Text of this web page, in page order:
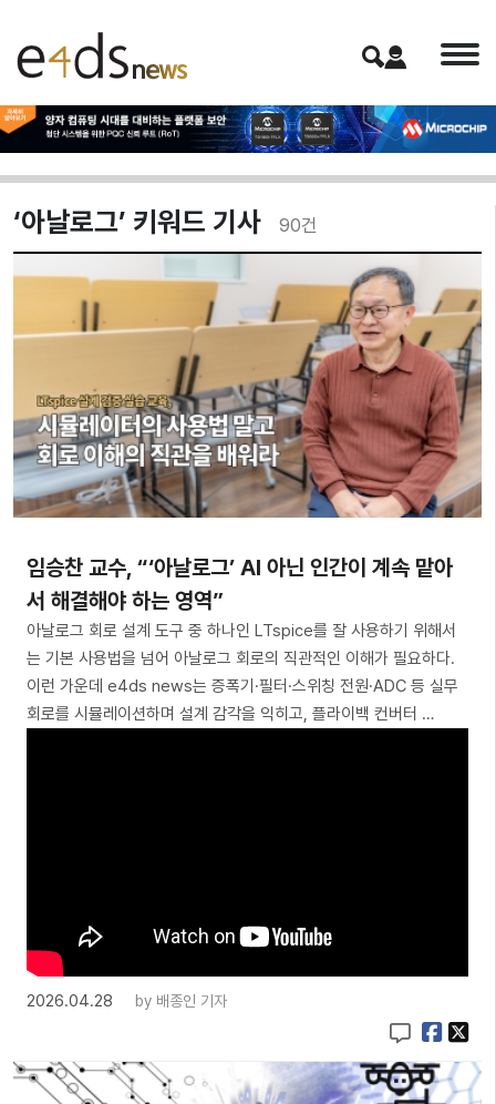
‘아날로그’ 키워드 기사 90건
임승찬 교수, “‘아날로그’ AI 아닌 인간이 계속 맡아
서 해결해야 하는 영역”
아날로그 회로 설계 도구 중 하나인 LTspice를 잘 사용하기 위해서
는 기본 사용법을 넘어 아날로그 회로의 직관적인 이해가 필요하다.
이런 가운데 e4ds news는 증폭기·필터·스위칭 전원·ADC 등 실무
회로를 시뮬레이션하며 설계 감각을 익히고, 플라이백 컨버터 …
2026.04.28 by 배종인 기자